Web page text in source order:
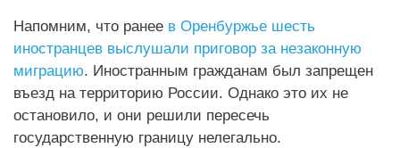
Напомним, что ранее в Оренбуржье шесть
иностранцев выслушали приговор за незаконную
миграцию. Иностранным гражданам был запрещен
въезд на территорию России. Однако это их не
остановило, и они решили пересечь
государственную границу нелегально.